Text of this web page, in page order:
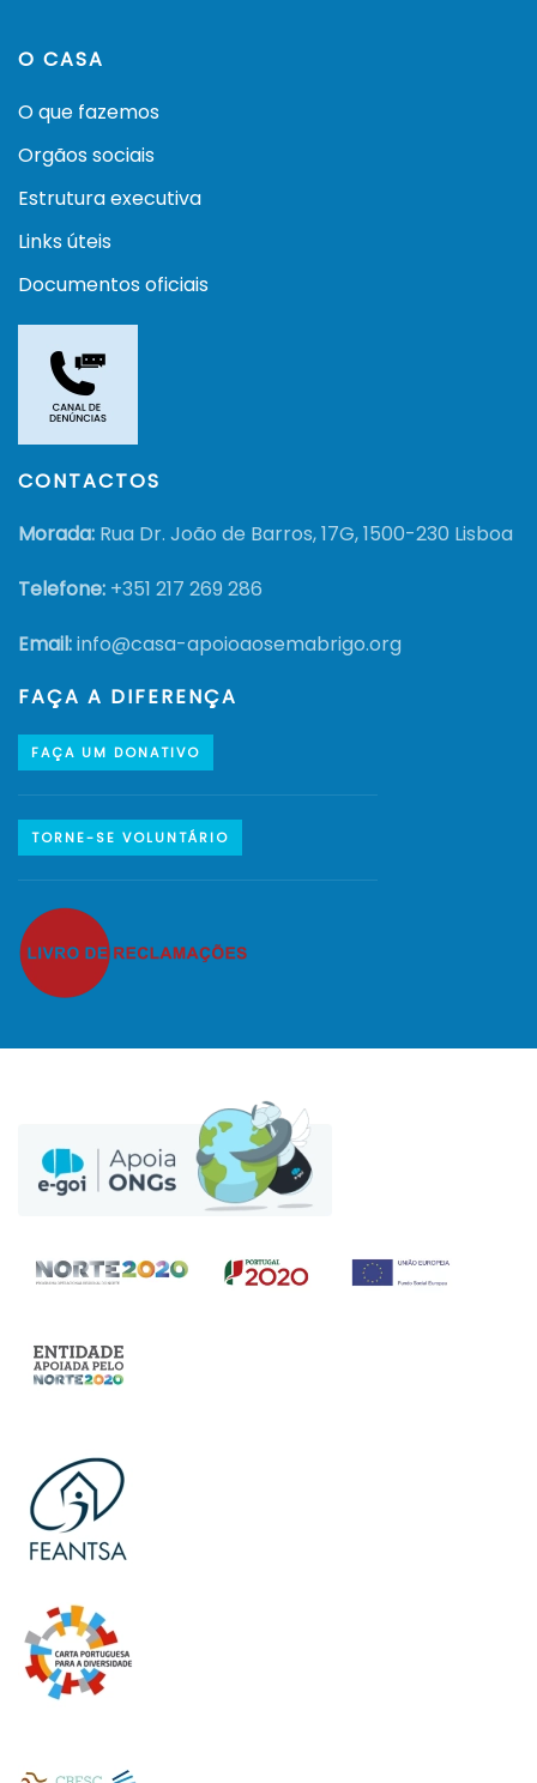
O CASA
O que fazemos
Orgãos sociais
Estrutura executiva
Links úteis
Documentos oficiais
CONTACTOS
Morada: Rua Dr. João de Barros, 17G, 1500-230 Lisboa
Telefone: +351 217 269 286
Email:info@casa-apoioaosemabrigo.org
FAÇA A DIFERENÇA
FAÇA UM DONATIVO
TORNE-SE VOLUNTÁRIO